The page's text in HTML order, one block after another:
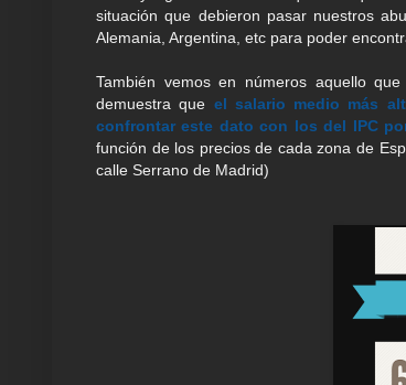
situación que debieron pasar nuestros
Alemania, Argentina, etc para poder
También vemos en números aquello
demuestra que el salario medio más
confrontar este dato con los del IPC
función de los precios de cada zona de
calle Serrano de Madrid)